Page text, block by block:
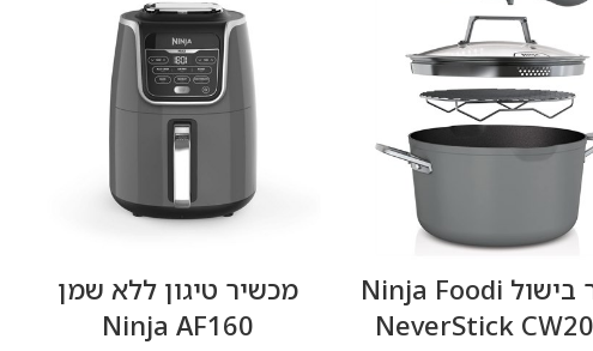
‏סיר בישול Ninja Foodi
NeverStick
‏מכשיר טיגון ‏ללא שמן
Ninja AF160